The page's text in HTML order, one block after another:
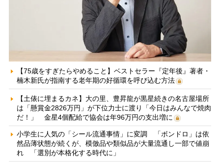
【75歳をすぎたらやめること】ベストセラー『定年後』著者・
楠木新氏が指南する老年期の好循環を呼び込む方法
【土俵に埋まるカネ】大の里、豊昇龍が黒星続きの名古屋場所
は「懸賞金2826万円」が下位力士に渡り「今日はみんなで焼肉
だ！」 金星4個配給で協会は年96万円の支出増に
小学生に人気の「シール流通事情」に変調 「ボンドロ」は依
然品薄状態が続くが、模倣品や類似品が大量流通し一部で値崩
れ 「選別が本格化する時代に」